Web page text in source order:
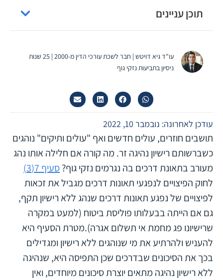
עו"ד גיא דויטש | חבר לשכת עורכי הדין מ-2000 | 25 שנות
ניסיון בתביעות נזקי גוף
עודכן לאחרונה: נובמבר 10, 2022
תושבים חוזרים, עולים חדשים ואף "עולים ותיקים" נוהגים
כשברשותם רישיון נהיגה זר. מה קורה אם חלילה אותו נהג
מעורב בתאונת דרכים בה נגרמים נזקי גוף?סעיף 7(3)
לחוק הפיצויים לנפגעי תאונות דרכים מגביל את זכאות
לפיצויים של נפגע תאונות דרכים שנהג ללא רישיון תקף,
גם אם הייתה בבעלותו פוליסת ביטוח (למעט במקרה
שרישיונו פג מחמת אי תשלום אגרה).מטרת הסעיף היא
להעניש ולהרתיע את מי שנוהגים ללא רישיון ומגדילים
בכך את הסיכונים שבדרכים שכן התפיסה היא, שנהיגה
ללא רישיון נהיגה מתאים יוצרת סיכונים מיוחדים, ואין
תוכן עניינים